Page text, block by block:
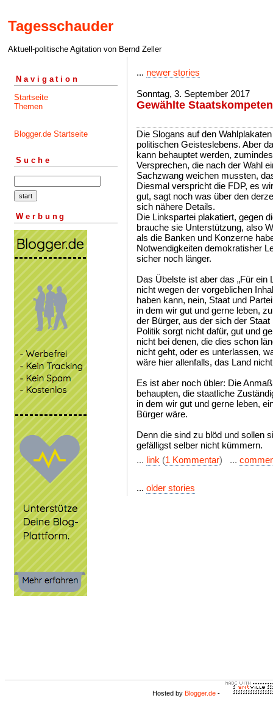
Tagesschauder
Aktuell-politische Agitation von Bernd Zeller
Navigation
Startseite
Themen
Blogger.de Startseite
Suche
Werbung
... newer stories
Sonntag, 3. September 2017
Gewählte
Die Slogans auf den
politischen Geisteslebens. Aber
kann behauptet werden,
Versprechen, die nach der Wahl
Sachzwang weichen mussten,
Diesmal verspricht die FDP, es
gut, sagt noch was über den
sich nähere Details.
Die Linkspartei plakatiert, gegen
brauche sie Unterstützung, also
als die Banken und Konzerne
Notwendigkeiten demokratisher
sicher noch länger.
Das Übelste ist aber das „Für ein
nicht wegen der vorgeblichen
haben kann, nein, Staat und
in dem wir gut und gerne leben,
der Bürger, aus der sich der
Politik sorgt nicht dafür, gut und
nicht bei denen, die dies schon
nicht geht, oder es unterlassen,
wäre hier allenfalls, das Land
Es ist aber noch übler: Die
behaupten, die staatliche
in dem wir gut und gerne leben,
Bürger wäre.
Denn die sind zu blöd und sollen
gefälligst selber nicht kümmern.
... link (1 Kommentar) ...
... older stories
Hosted by Blogger.de -